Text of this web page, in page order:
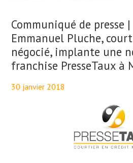
Communiqué de presse
Emmanuel Pluche,
négocié, implante une
franchise PresseTaux à
30 janvier 2018